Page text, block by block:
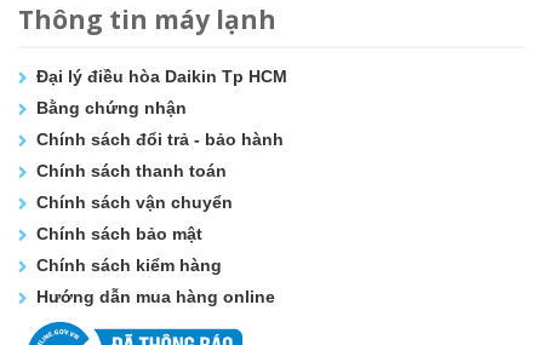
Thông tin máy lạnh
Đại lý điều hòa Daikin Tp HCM
Bằng chứng nhận
Chính sách đổi trả - bảo hành
Chính sách thanh toán
Chính sách vận chuyển
Chính sách bảo mật
Chính sách kiểm hàng
Hướng dẫn mua hàng online